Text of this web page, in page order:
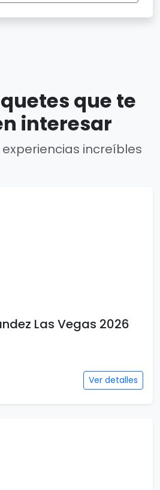
que te
interesar
increíbles
Las Vegas 2026
Ver detalles